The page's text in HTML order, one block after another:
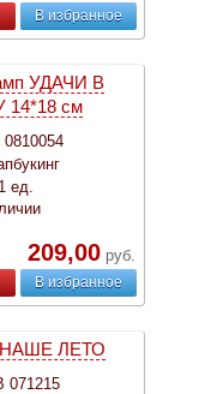
В избранное
УДАЧИ В
см
0810054
1 ед.
209,00руб.
В избранное
НАШЕ ЛЕТО
071215